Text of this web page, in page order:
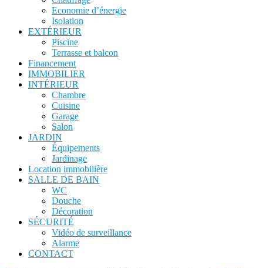
Economie d’énergie
Isolation
EXTÉRIEUR
Piscine
Terrasse et balcon
Financement
IMMOBILIER
INTÉRIEUR
Chambre
Cuisine
Garage
Salon
JARDIN
Équipements
Jardinage
Location immobilière
SALLE DE BAIN
WC
Douche
Décoration
SÉCURITÉ
Vidéo de surveillance
Alarme
CONTACT